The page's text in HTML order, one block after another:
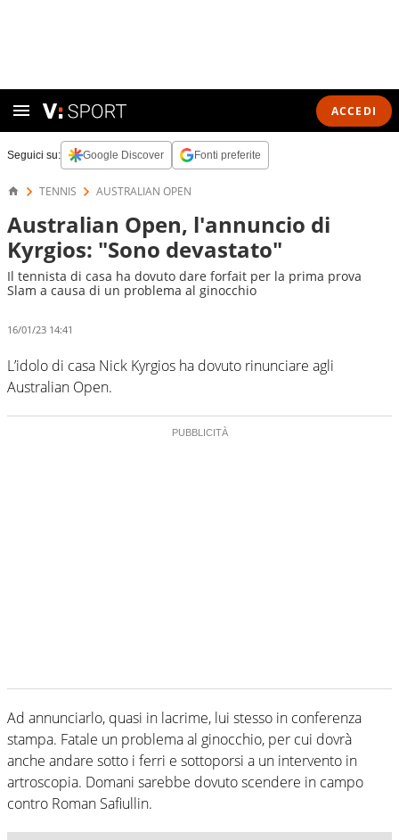
ACCEDI
Seguici su: Google Discover Fonti preferite
TENNIS AUSTRALIAN OPEN
Australian Open, l'annuncio di
Kyrgios: "Sono devastato"
Il tennista di casa ha dovuto dare forfait per la prima prova
Slam a causa di un problema al ginocchio
16/01/23 14:41
L’idolo di casa Nick Kyrgios ha dovuto rinunciare agli
Australian Open.
Ad annunciarlo, quasi in lacrime, lui stesso in conferenza
stampa. Fatale un problema al ginocchio, per cui dovrà
anche andare sotto i ferri e sottoporsi a un intervento in
artroscopia. Domani sarebbe dovuto scendere in campo
contro Roman Safiullin.